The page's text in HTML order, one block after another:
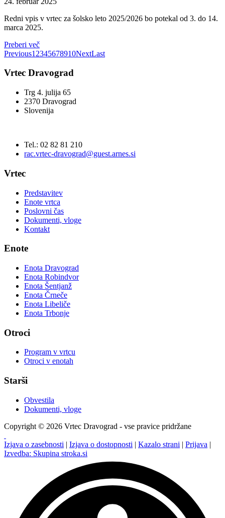
Redni vpis v vrtec za šolsko leto 2025/2026 bo potekal od 3. do 14.
marca 2025.
Preberi več
Previous1 2345678910NextLast
Vrtec Dravograd
Trg 4. julija 65
2370 Dravograd
Slovenija
Tel.: 02 82 81 210
rac.vrtec-dravograd@guest.arnes.si
Vrtec
Predstavitev
Enote vrtca
Poslovni čas
Dokumenti, vloge
Kontakt
Enote
Enota Dravograd
Enota Robindvor
Enota Šentjanž
Enota Črneče
Enota Libeliče
Enota Trbonje
Otroci
Program v vrtcu
Otroci v enotah
Starši
Obvestila
Dokumenti, vloge
Copyright © 2026 Vrtec Dravograd - vse pravice pridržane
Izjava o zasebnosti | Izjava o dostopnosti | Kazalo strani | Prijava |
Izvedba: Skupina stroka.si